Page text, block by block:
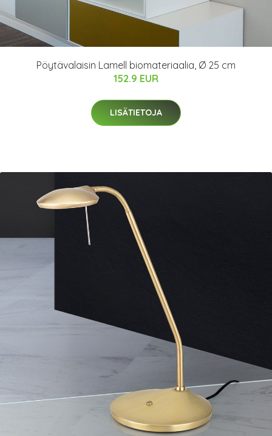
Pöytävalaisin Lamell biomateriaalia, Ø 25 cm
152.9 EUR
LISÄTIETOJA